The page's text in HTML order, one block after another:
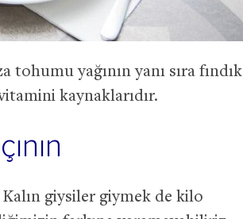
tohumu yağının yanı sıra fındık
kaynaklarıdır.
giysiler giymek de kilo